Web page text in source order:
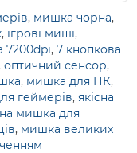
, мишка чорна,
, ігрові миші,
7200dpi, 7 кнопкова
оптичний сенсор,
, мишка для ПК,
геймерів, якісна
мишка для
, мишка великих